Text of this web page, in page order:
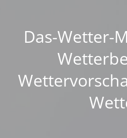
Das-Wetter-